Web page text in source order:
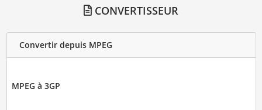
CONVERTISSEUR
Convertir depuis MPEG
MPEG à 3GP